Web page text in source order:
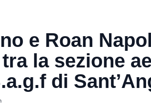
e Roan
la sezione
di